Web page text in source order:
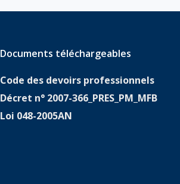
Documents téléchargeables
Code des devoirs professionnels
Décret n° 2007-366_PRES_PM_MFB
Loi 048-2005AN